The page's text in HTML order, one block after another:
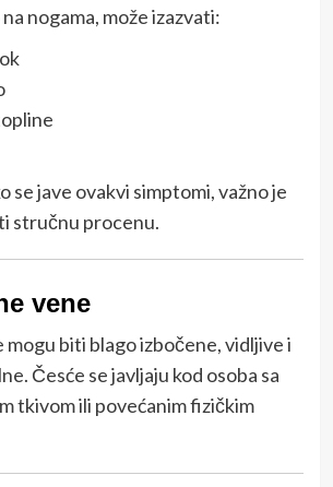
nogama, može izazvati:
se jave ovakvi simptomi, važno je
stručnu procenu.
vene
mogu biti blago izbočene, vidljive i
Česće se javljaju kod osoba sa
tkivom ili povećanim fizičkim